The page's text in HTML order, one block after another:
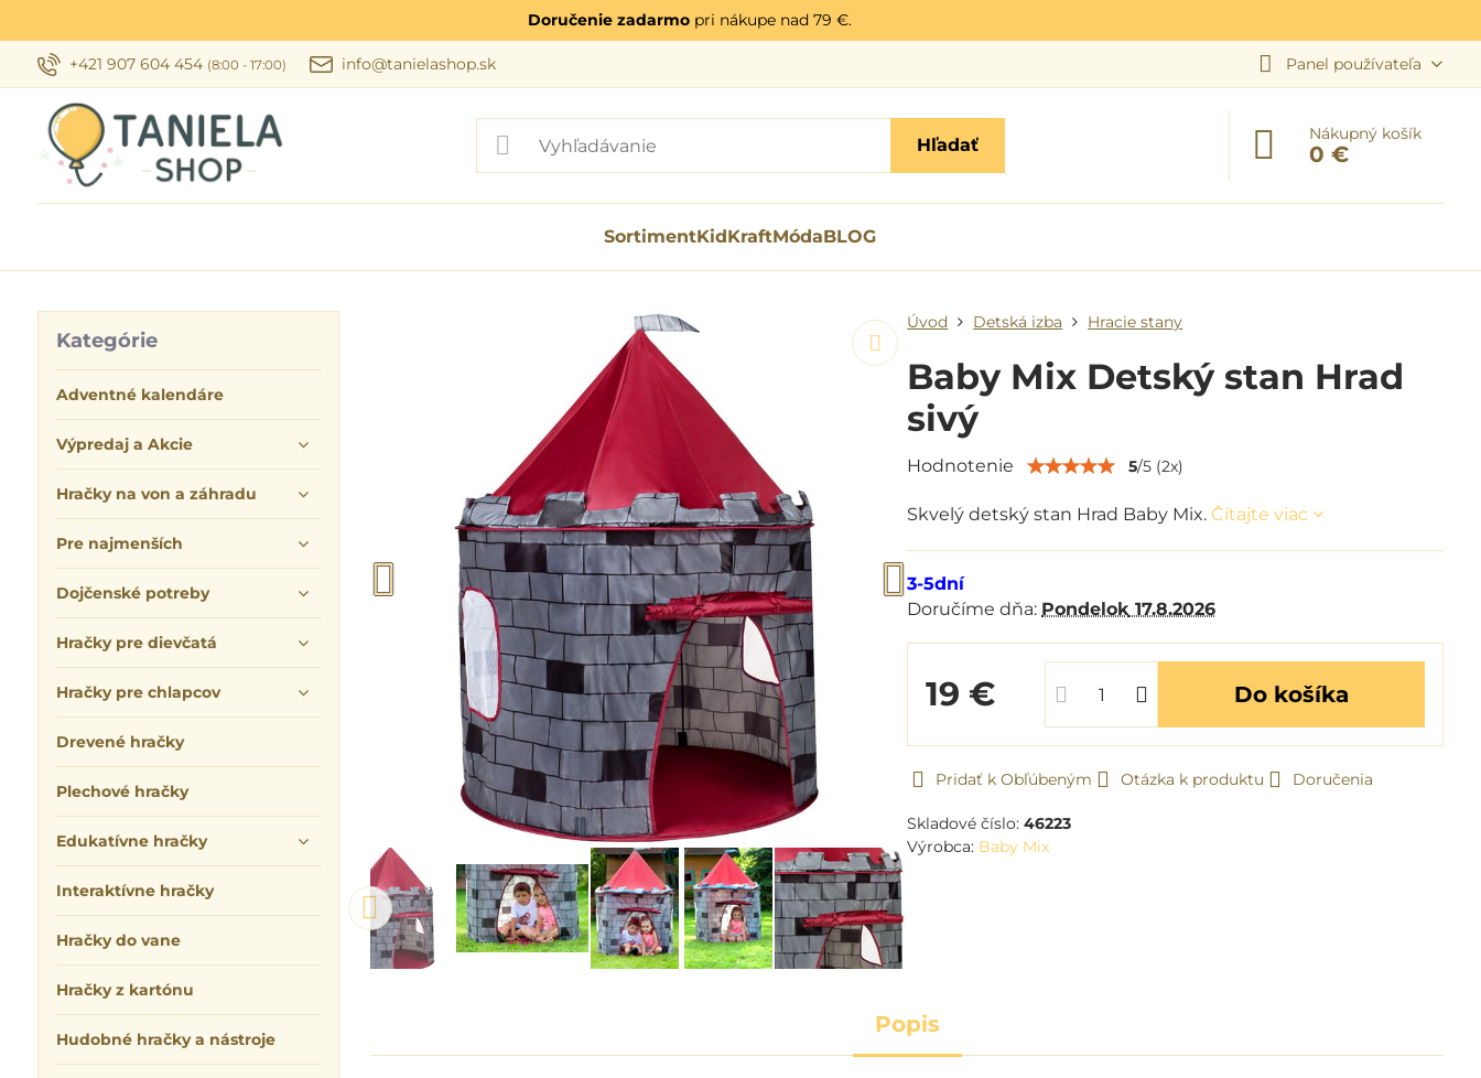
Doručenie zadarmopri nákupe nad 79 €.
+421 907 604 454 (8:00 - 17:00) info@tanielashop.sk Panel používateľa
Hľadať
Nákupný košík
0 €
SortimentKidKraftMódaBLOG
Úvod Detská izba Hracie stany
Baby Mix Detský stan Hrad
sivý
Hodnotenie 5/5 (2x)
Skvelý detský stan Hrad Baby Mix. Čítajte viac
3-5dní
Doručíme dňa: Pondelok 17.8.2026
19 € Do košíka
Pridať k Obľúbeným Otázka k produktu Doručenia
Skladové číslo:46223
Výrobca: Baby Mix
Popis
Kategórie
Adventné kalendáre
Výpredaj a Akcie
Hračky na von a záhradu
Pre najmenších
Dojčenské potreby
Hračky pre dievčatá
Hračky pre chlapcov
Drevené hračky
Plechové hračky
Edukatívne hračky
Interaktívne hračky
Hračky do vane
Hračky z kartónu
Hudobné hračky a nástroje